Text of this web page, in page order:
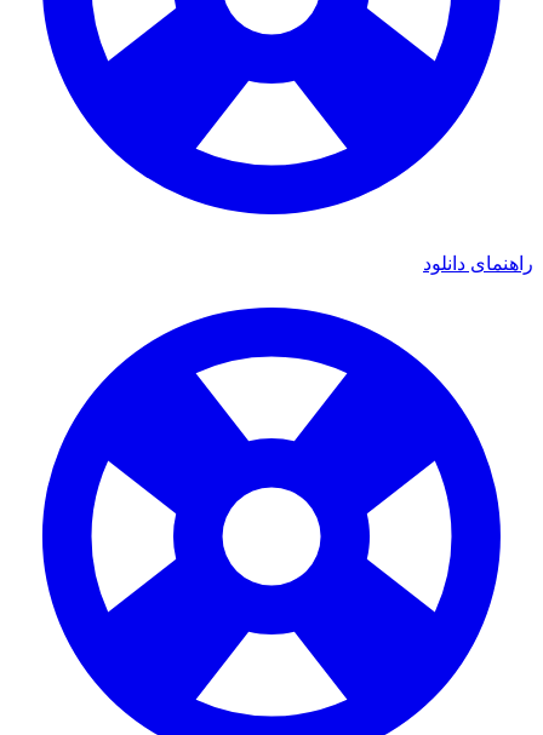
دانلود